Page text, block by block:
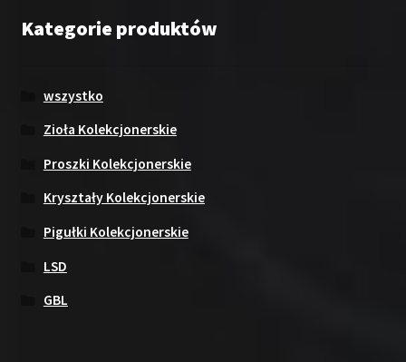
Kategorie produktów
wszystko
Zioła Kolekcjonerskie
Proszki Kolekcjonerskie
Kryształy Kolekcjonerskie
Pigułki Kolekcjonerskie
LSD
GBL